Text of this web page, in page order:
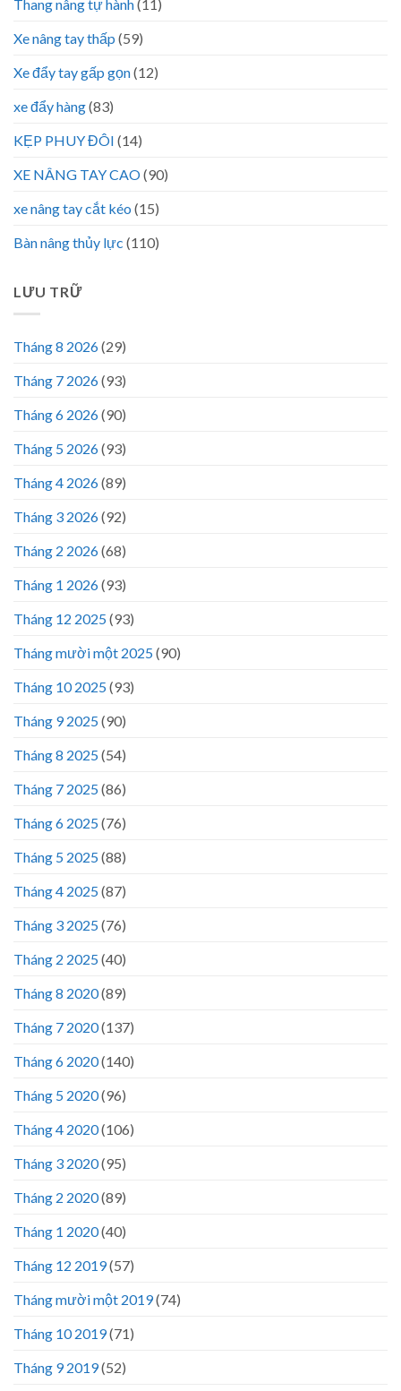
Thang nâng tự hành(11)
Xe nâng tay thấp (59)
Xe đẩy tay gấp gọn(12)
xe đẩy hàng(83)
KẸP PHUY ĐÔI (14)
XE NÂNG TAY CAO(90)
xe nâng tay cắt kéo (15)
Bàn nâng thủy lực (110)
LƯU TRỮ
Tháng 8 2026(29)
Tháng 7 2026(93)
Tháng 6 2026(90)
Tháng 5 2026(93)
Tháng 4 2026(89)
Tháng 3 2026(92)
Tháng 2 2026(68)
Tháng 1 2026(93)
Tháng 12 2025(93)
Tháng mười một 2025(90)
Tháng 10 2025(93)
Tháng 9 2025(90)
Tháng 8 2025(54)
Tháng 7 2025(86)
Tháng 6 2025(76)
Tháng 5 2025(88)
Tháng 4 2025(87)
Tháng 3 2025(76)
Tháng 2 2025(40)
Tháng 8 2020(89)
Tháng 7 2020(137)
Tháng 6 2020(140)
Tháng 5 2020(96)
Tháng 4 2020(106)
Tháng 3 2020(95)
Tháng 2 2020(89)
Tháng 1 2020(40)
Tháng 12 2019(57)
Tháng mười một 2019(74)
Tháng 10 2019(71)
Tháng 9 2019(52)